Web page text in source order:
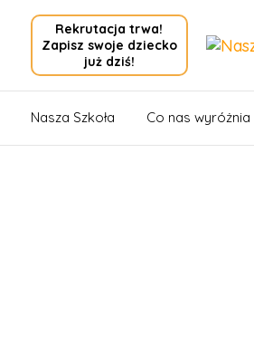
Rekrutacja trwa!
Zapisz swoje dziecko
już dziś!
Nasza Szkoła Co nas wyróżnia